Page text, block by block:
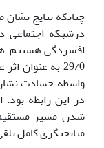
چنان­که نتایج
درشبکه اجتماعی
افسردگی هستیم.
29/0 به
واسطه حسادت
در این رابطه بود.
شدن مسیر
میانجی­گری کامل